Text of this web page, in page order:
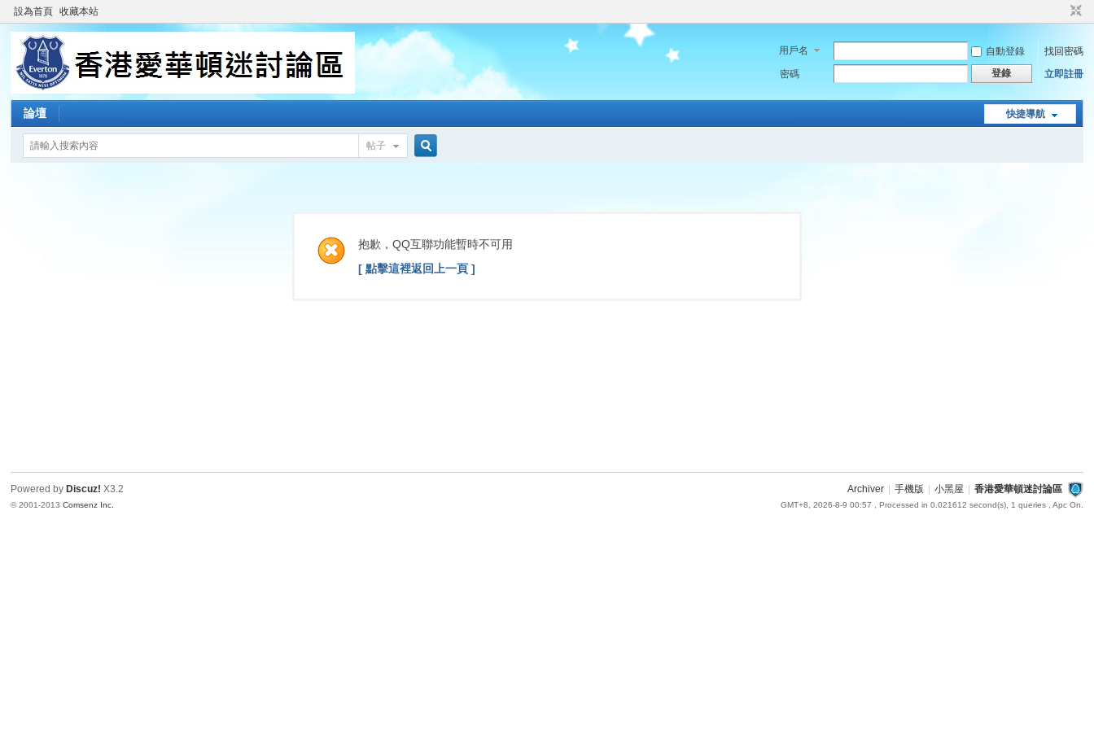
設為首頁 收藏本站
用戶名 自動登錄
找回密碼
密碼
登錄 立即註冊
快捷導航
論壇
帖子
索
抱歉，QQ互聯功能暫時不可用
[ 點擊這裡返回上一頁 ]
Archiver 手機版 小黑屋 香港愛華頓迷討論區
GMT+8, 2026-8-9 00:57 , Processed in 0.021612 second(s), 1 queries , Apc On.
Powered by Discuz! X3.2
© 2001-2013Comsenz Inc.